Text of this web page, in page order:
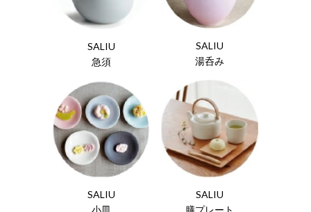
SALIU
急須
SALIU
湯呑み
SALIU
SALIU